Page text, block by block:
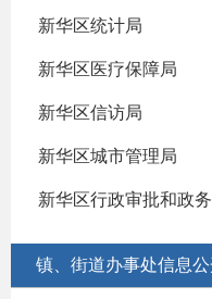
新华区统计局
新华区医疗保障局
新华区信访局
新华区城市管理局
新华区行政审批和政
镇、街道办事处信息